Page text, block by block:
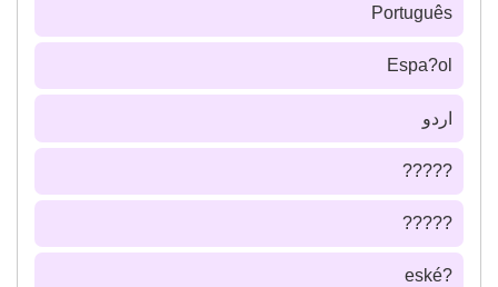
Português
Espa?ol
اردو
?????
?????
?eské